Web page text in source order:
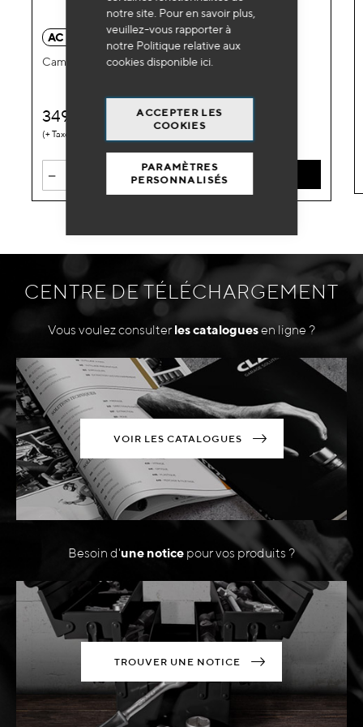
notre site. Pour en savoir plus,
veuillez-vous rapporter à
notre Politique relative aux
cookies disponible ici
ACCEPTER LES
COOKIES
PARAMÈTRES
PERSONNALISÉS
AC 5120
Caméra thermique infrarouge
349
- AJOUTER AU PANIER
CENTRE DE TÉLÉCHARGEMENT
Vous voulez consulterles cataloguesen ligne ?
VOIR LES CATALOGUES
Besoin d'une notice pour vos produits ?
TROUVER UNE NOTICE